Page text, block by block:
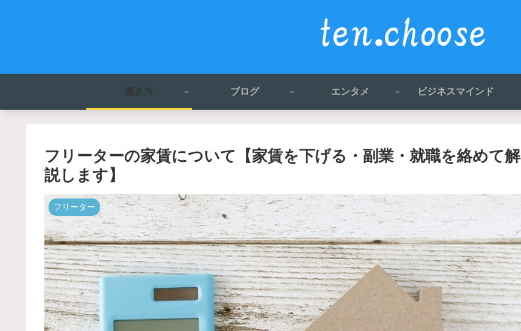
働き方 ブログ エンタメ ビジネスマインド
フリーターの家賃について【家賃を下げる・副業・就職を絡めて解
説します】
フリーター